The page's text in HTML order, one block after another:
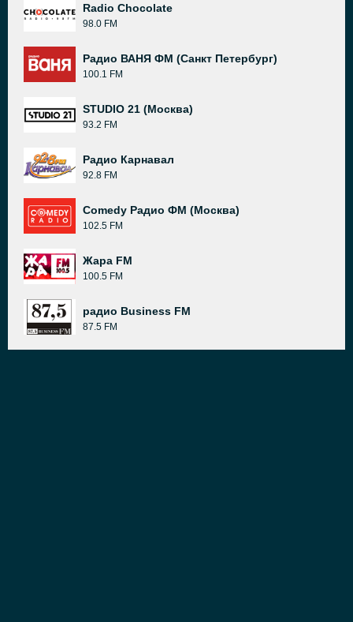
Radio Chocolate
98.0 FM
Радио ВАНЯ ФМ (Санкт Петербург)
100.1 FM
STUDIO 21 (Москва)
93.2 FM
Радио Карнавал
92.8 FM
Comedy Радио ФМ (Москва)
102.5 FM
Жара FM
100.5 FM
радио Business FM
87.5 FM